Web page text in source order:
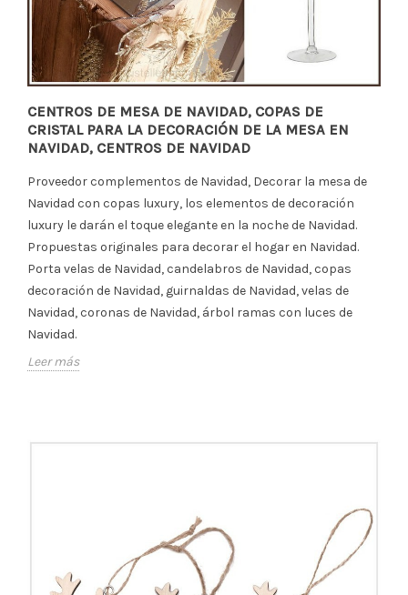
CENTROS DE MESA DE NAVIDAD, COPAS DE
CRISTAL PARA LA DECORACIÓN DE LA MESA EN
NAVIDAD, CENTROS DE NAVIDAD
Proveedor complementos de Navidad, Decorar la mesa de
Navidad con copas luxury, los elementos de decoración
luxury le darán el toque elegante en la noche de Navidad.
Propuestas originales para decorar el hogar en Navidad.
Porta velas de Navidad, candelabros de Navidad, copas
decoración de Navidad, guirnaldas de Navidad, velas de
Navidad, coronas de Navidad, árbol ramas con luces de
Navidad.
Leer más